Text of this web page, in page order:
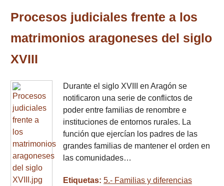
Procesos judiciales frente a los
matrimonios aragoneses del siglo
XVIII
Durante el siglo XVIII en Aragón se
notificaron una serie de conflictos de
poder entre familias de renombre e
instituciones de entornos rurales. La
función que ejercían los padres de las
grandes familias de mantener el orden en
las comunidades…
Etiquetas: 5.- Familias y diferencias